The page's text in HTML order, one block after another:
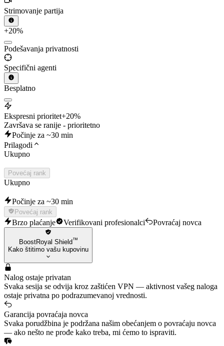
Strimovanje partija
+20%
Podešavanja privatnosti
Specifični agenti
Besplatno
Ekspresni prioritet+20%
Završava se ranije - prioritetno
Počinje za ~30 min
Prilagodi
Ukupno
Povećaj rank
Ukupno
Počinje za ~30 min
Povećaj rank
Brzo plaćanje Verifikovani profesionalci Povraćaj novca
BoostRoyal Shield™
Kako štitimo vašu kupovinu
Nalog ostaje privatan
Svaka sesija se odvija kroz zaštićen VPN — aktivnost vašeg naloga
ostaje privatna po podrazumevanoj vrednosti.
Garancija povraćaja novca
Svaka porudžbina je podržana našim obećanjem o povraćaju novca
— ako nešto ne prođe kako treba, mi ćemo to ispraviti.